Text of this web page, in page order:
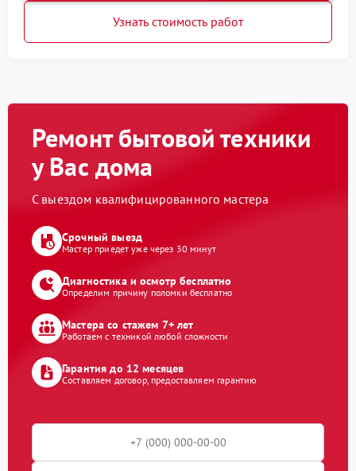
Узнать стоимость работ
Ремонт бытовой техники
у Вас дома
С выездом квалифицированного мастера
Срочный выезд
Мастер приедет уже через 30 минут
Диагностика и осмотр бесплатно
Определим причину поломки бесплатно
Мастера со стажем 7+ лет
Работаем с техникой любой сложности
Гарантия до 12 месяцев
Составляем договор, предоставляем гарантию